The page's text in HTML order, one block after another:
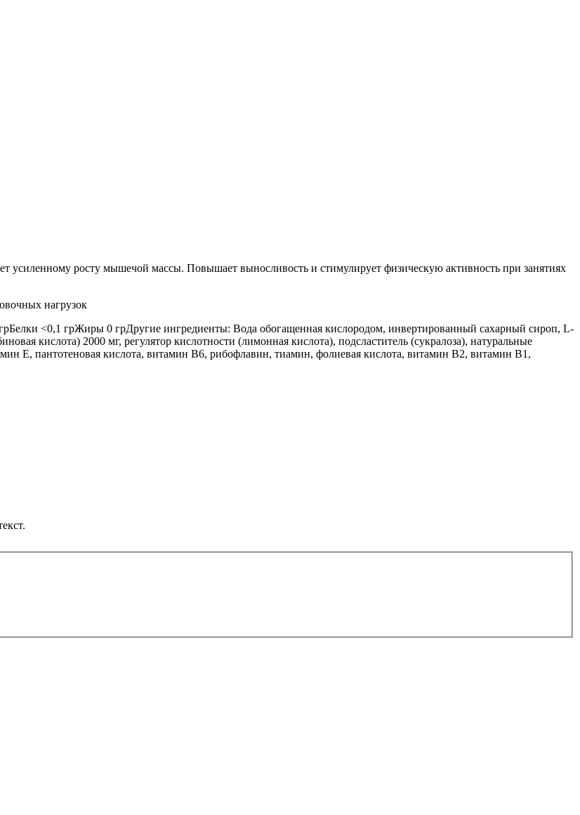
росту мышечой массы. Повышает выносливость и стимулирует физическую активность при занятиях
нагрузок
<0,1 грЖиры 0 грДругие ингредиенты: Вода обогащенная кислородом, инвертированный сахарный сироп, L-
кислота) 2000 мг, регулятор кислотности (лимонная кислота), подсластитель (сукралоза), натуральные
Е, пантотеновая кислота, витамин В6, рибофлавин, тиамин, фолиевая кислота, витамин В2, витамин В1,